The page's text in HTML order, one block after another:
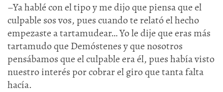
–Ya hablé con el tipo y me dijo que piensa que el
culpable sos vos, pues cuando te relató el hecho
empezaste a tartamudear… Yo le dije que eras más
tartamudo que Demóstenes y que nosotros
pensábamos que el culpable era él, pues había visto
nuestro interés por cobrar el giro que tanta falta
hacía.